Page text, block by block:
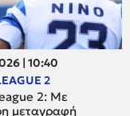
| 10:40
2
2: Mε
μεταγραφή